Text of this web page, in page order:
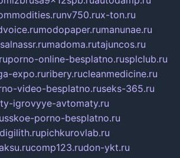
nv750.rux-ton.ru
modopaper.rumanunae.ru
madoma.rutajuncos.ru
porno-online-besplatno.rusplclub.ru
expo.ruribery.rucleanmedicine.ru
video-besplatno.ruseks-365.ru
igrovyye-avtomaty.ru
porno-besplatno.ru
digilith.rupichkurovlab.ru
comp123.rudon-ykt.ru